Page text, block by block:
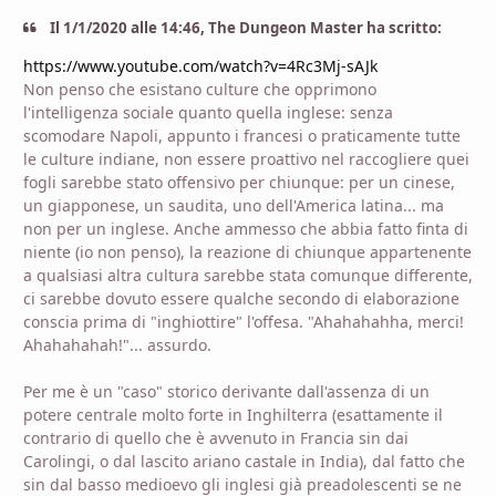
Il 1/1/2020 alle 14:46, The Dungeon Master ha scritto:
https://www.youtube.com/watch?v=4Rc3Mj-sAJk
Non penso che esistano culture che opprimono
l'intelligenza sociale quanto quella inglese: senza
scomodare Napoli, appunto i francesi o praticamente tutte
le culture indiane, non essere proattivo nel raccogliere quei
fogli sarebbe stato offensivo per chiunque: per un cinese,
un giapponese, un saudita, uno dell'America latina... ma
non per un inglese. Anche ammesso che abbia fatto finta di
niente (io non penso), la reazione di chiunque appartenente
a qualsiasi altra cultura sarebbe stata comunque differente,
ci sarebbe dovuto essere qualche secondo di elaborazione
conscia prima di "inghiottire" l'offesa. "Ahahahahha, merci!
Ahahahahah!"... assurdo.
Per me è un "caso" storico derivante dall'assenza di un
potere centrale molto forte in Inghilterra (esattamente il
contrario di quello che è avvenuto in Francia sin dai
Carolingi, o dal lascito ariano castale in India), dal fatto che
sin dal basso medioevo gli inglesi già preadolescenti se ne